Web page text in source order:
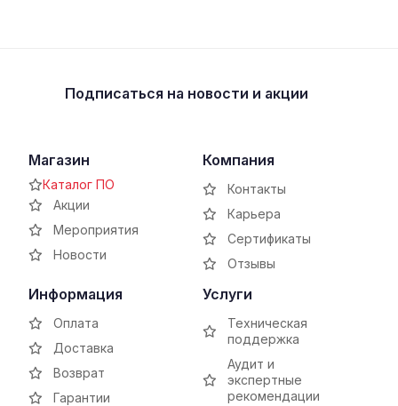
Подписаться на новости и акции
Магазин
Каталог ПО
Акции
Мероприятия
Новости
Компания
Контакты
Карьера
Сертификаты
Отзывы
Информация
Оплата
Доставка
Возврат
Гарантии
Услуги
Техническая
поддержка
Аудит и
экспертные
рекомендации